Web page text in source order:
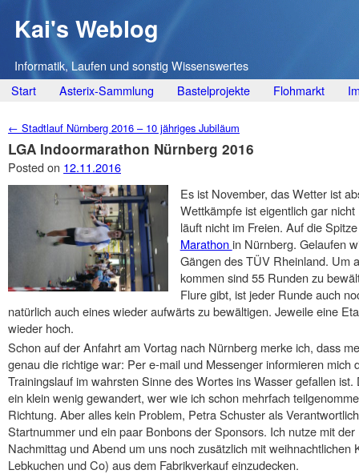
Kai's Weblog
Informatik, Laufen und sonstig Wissenswertes
Main menu
Skip
content
Start Asterix-Sammlung Bastelprojekte Flohmarkt
Post navigation
← Stadtlauf Nürnberg 2016 – 10 jähriges Jubiläum
LGA Indoormarathon Nürnberg 2016
Posted on 12.11.2016
Es ist November, das Wetter ist
Wettkämpfe ist eigentlich gar
läuft nicht im Freien. Auf die
Marathonin Nürnberg. Gelaufen
Gängen des TÜV Rheinland. Um
kommen sind 55 Runden zu
Flure gibt, ist jeder Runde auch
natürlich auch eines wieder aufwärts zu bewältigen. Jeweile eine
wieder hoch.
Schon auf der Anfahrt am Vortag nach Nürnberg merke ich, dass
genau die richtige war: Per e-mail und Messenger informieren mich
Trainingslauf im wahrsten Sinne des Wortes ins Wasser gefallen
ein klein wenig gewandert, wer wie ich schon mehrfach
Richtung. Aber alles kein Problem, Petra Schuster als
Startnummer und ein paar Bonbons der Sponsors. Ich nutze mit
Nachmittag und Abend um uns noch zusätzlich mit weihnachtlichen
Lebkuchen und Co) aus dem Fabrikverkauf einzudecken.